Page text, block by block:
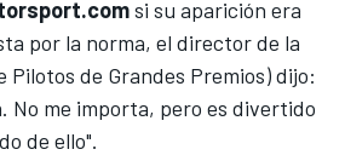
si su aparición era
por la norma, el director de la
Pilotos de Grandes Premios) dijo:
No me importa, pero es divertido
de ello".